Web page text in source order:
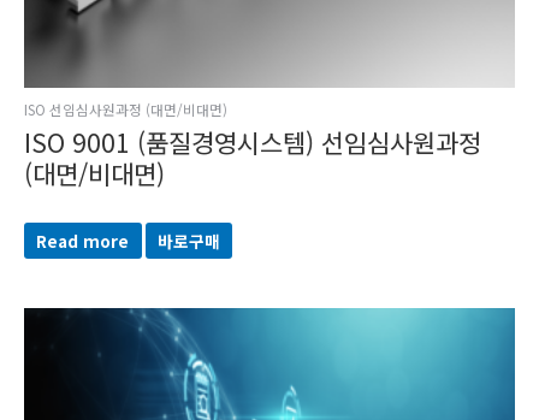
ISO 선임심사원과정 (대면/비대면)
ISO 9001 (품질경영시스템) 선임심사원과정
(대면/비대면)
Read more 바로구매